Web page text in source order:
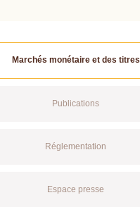
Marchés monétaire et des titres
Publications
Réglementation
Espace presse